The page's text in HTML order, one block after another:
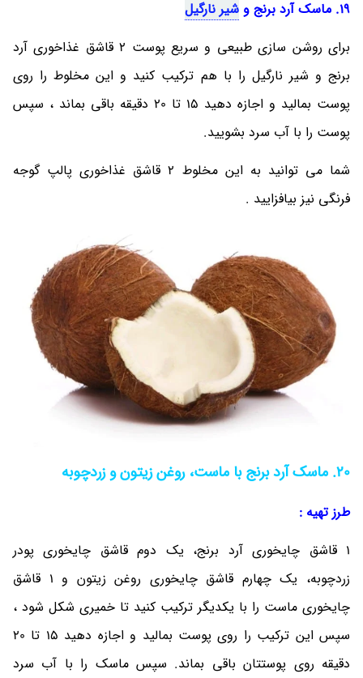
19. ماسک آرد برنج و
شیر نارگیل
برای روشن سازی طبیعی و سریع پوست 2 قاشق غذاخوری آرد
برنج و شیر نارگیل را با هم ترکیب کنید و این مخلوط را روی
پوست بمالید و اجازه دهید 15 تا 20 دقیقه باقی بماند ، سپس
پوست را با آب سرد بشویید.
شما می توانید به این مخلوط 2 قاشق غذاخوری پالپ گوجه
فرنگی نیز بیافزایید .
20. ماسک آرد برنج با ماست، روغن زیتون و زردچوبه
طرز تهیه :
1 قاشق چایخوری آرد برنج، یک دوم قاشق چایخوری پودر
زردچوبه، یک چهارم قاشق چایخوری روغن زیتون و 1 قاشق
چایخوری ماست را با یکدیگر ترکیب کنید تا خمیری شکل شود ،
سپس این ترکیب را روی پوست بمالید و اجازه دهید 15 تا 20
دقیقه روی پوستتان باقی بماند. سپس ماسک را با آب سرد